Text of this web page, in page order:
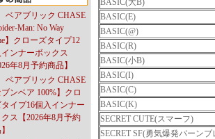
ベアブリック CHASE
Man: No Way
】クローズタイプ12
ンナーボックス
年8月予約商品】
ベアブリック CHASE
ブンベア 100%】クロ
タイプ16個入インナー
ス【2026年8月予約
BASIC(大B)
BASIC(E)
BASIC(@)
BASIC(R)
BASIC(小B)
BASIC(I)
BASIC(C)
BASIC(K)
SECRET CUTE(スマーフ)
SECRET SF(勇気爆発バーン